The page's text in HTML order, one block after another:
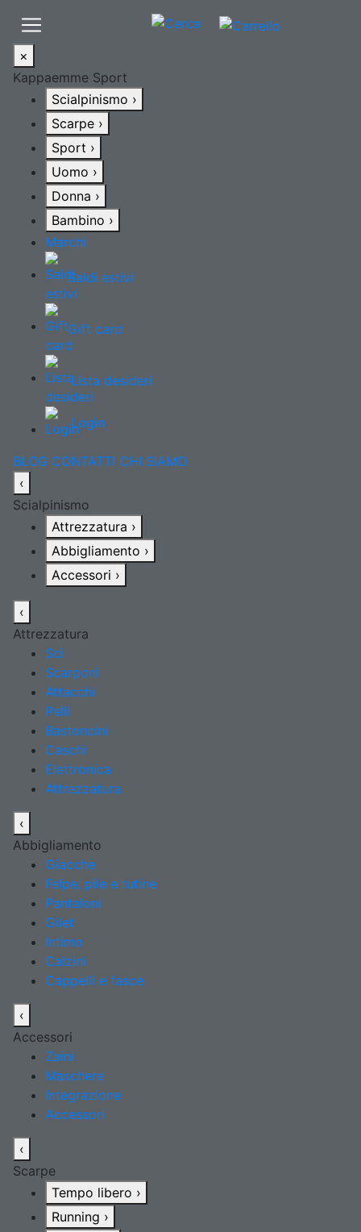
×
Kappaemme Sport
Scialpinismo ›
Scarpe ›
Sport ›
Uomo ›
Donna ›
Bambino ›
Marchi
Saldi estivi
Gift card
Lista desideri
Login
BLOG CONTATTI CHI SIAMO
‹
Scialpinismo
Attrezzatura ›
Abbigliamento ›
Accessori ›
‹
Attrezzatura
Sci
Scarponi
Attacchi
Pelli
Bastoncini
Caschi
Elettronica
Attrezzatura
‹
Abbigliamento
Giacche
Felpe, pile e tutine
Pantaloni
Gilet
Intimo
Calzini
Cappelli e fasce
‹
Accessori
Zaini
Maschere
Integrazione
Accessori
‹
Scarpe
Tempo libero ›
Running ›